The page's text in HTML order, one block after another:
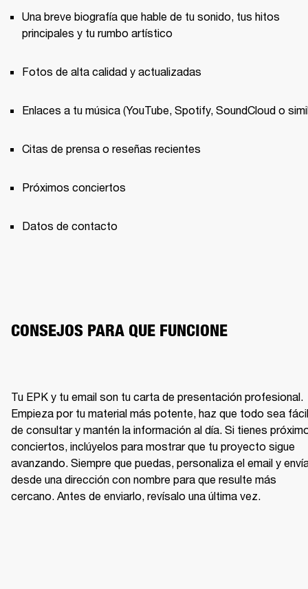
Una breve biografía que hable de tu sonido, tus hitos
principales y tu rumbo artístico
Fotos de alta calidad y actualizadas
Enlaces a tu música (YouTube, Spotify, SoundCloud o
Citas de prensa o reseñas recientes
Próximos conciertos
Datos de contacto
CONSEJOS PARA QUE FUNCIONE
Tu EPK y tu email son tu carta de presentación profesional.
Empieza por tu material más potente, haz que todo sea fácil
de consultar y mantén la información al día. Si tienes
conciertos, inclúyelos para mostrar que tu proyecto sigue
avanzando. Siempre que puedas, personaliza el email y
desde una dirección con nombre para que resulte más
cercano. Antes de enviarlo, revísalo una última vez.